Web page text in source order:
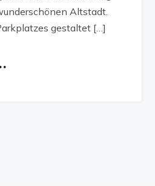
Altstadt.
gestaltet […]